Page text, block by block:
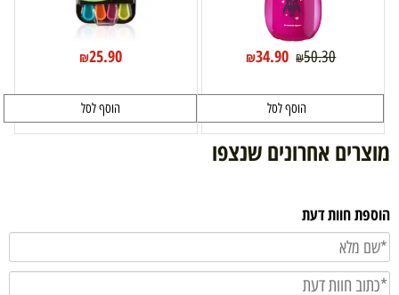
₪50.30
₪34.90
הוסף לסל
₪25.90
הוסף לסל
מוצרים אחרונים שנצפו
הוספת חוות דעת